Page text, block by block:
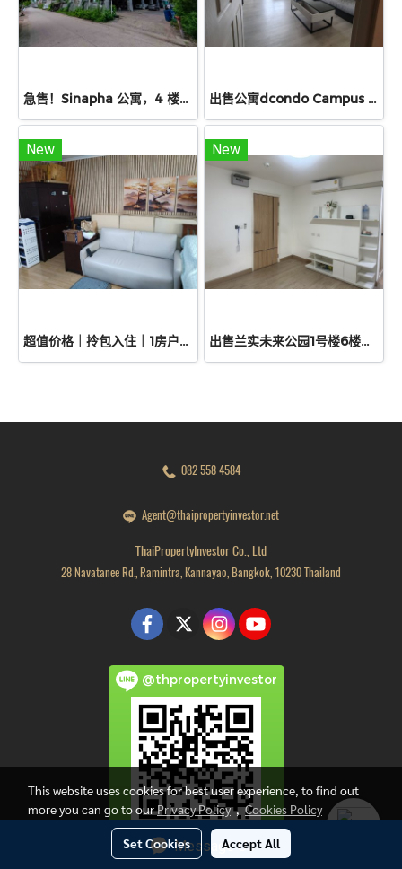
Message Us
急售！Sinapha 公寓，4 楼，42.15 平方米，两室一卫。这是该地段面积最大、性价比最高的户型。 出售公寓dcondo Campus Resort Dome Rangsit Phase 3，近Thammasat University Rangsit Campus。面积30.65平方米，位于4楼，视野开阔，私密性好，易于出租。
New
超值价格｜拎包入住｜1房户型｜邻近 Airport Rail Link Ramkhamhaeng 位于 Lumpini Ville Ramkhamhaeng 26 E栋1楼，建筑面积 28.37 平方米，规划 1卧室、1浴室，功能分区明确，阳台视野开阔，通风良好。
New
出售兰实未来公园1号楼6楼，33.39平方米经济适用公寓。地理位置优越，位于兰实，靠近大学，自住或投资皆宜！
082 558 4584
Agent@thaipropertyinvestor.net
ThaiPropertyInvestor Co., Ltd
28 Navatanee Rd., Ramintra, Kannayao, Bangkok, 10230 Thailand
@thpropertyinvestor
This website uses cookies for best user experience, to find out
more you can go to ourPrivacy Policy,Cookies Policy
Set Cookies Accept All